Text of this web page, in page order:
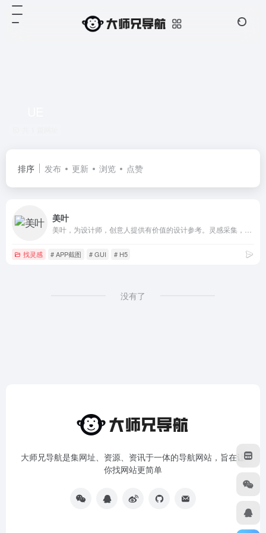
排序 发布 更新 浏览 点赞
美叶
找灵感 # APP截图 # GUI # H5
没有了
大师兄导航是集网址、资源、资讯于一体的导航网站，旨在让
你找网站更简单